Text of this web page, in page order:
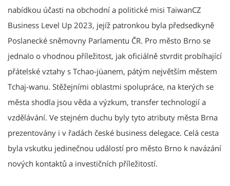
nabídkou účasti na obchodní a politické misi TaiwanCZ
Business Level Up 2023, jejíž patronkou byla předsedkyně
Poslanecké sněmovny Parlamentu ČR. Pro město Brno se
jednalo o vhodnou příležitost, jak oficiálně stvrdit probíhající
přátelské vztahy s Tchao-jüanem, pátým největším městem
Tchaj-wanu. Stěžejními oblastmi spolupráce, na kterých se
města shodla jsou věda a výzkum, transfer technologií a
vzdělávání. Ve stejném duchu byly tyto atributy města Brna
prezentovány i v řadách české business delegace. Celá cesta
byla vskutku jedinečnou událostí pro město Brno k navázání
nových kontaktů a investičních příležitostí.